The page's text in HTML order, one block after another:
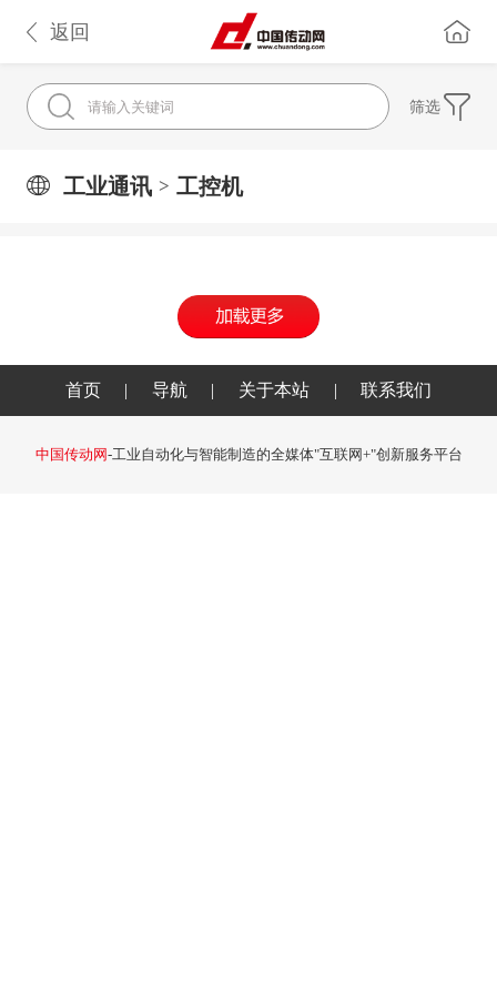
返回
筛选
工业通讯 > 工控机
首页 | 导航 | 关于本站 | 联系我们
中国传动网-工业自动化与智能制造的全媒体"互联网+"创新服务平台